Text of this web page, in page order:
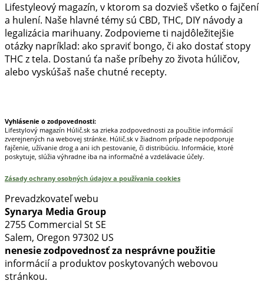
Lifestyleový magazín, v ktorom sa dozvieš všetko o fajčení
a hulení. Naše hlavné témy sú CBD, THC, DIY návody a
legalizácia marihuany. Zodpovieme ti najdôležitejšie
otázky napríklad: ako spraviť bongo, či ako dostať stopy
THC z tela. Dostanú ťa naše príbehy zo života húličov,
alebo vyskúšaš naše chutné recepty.
Vyhlásenie o zodpovednosti:
Lifestylový magazín Húlič.sk sa zrieka zodpovednosti za použitie informácií
zverejnených na webovej stránke. Húlič.sk v žiadnom prípade nepodporuje
fajčenie, užívanie drog a ani ich pestovanie, či distribúciu. Informácie, ktoré
poskytuje, slúžia výhradne iba na informačné a vzdelávacie účely.
Zásady ochrany osobných údajov a používania cookies
Prevadzkovateľ webu
Synarya Media Group
2755 Commercial St SE
Salem, Oregon 97302 US
nenesie zodpovednosť za nesprávne použitie
informácií a produktov poskytovaných webovou
stránkou.